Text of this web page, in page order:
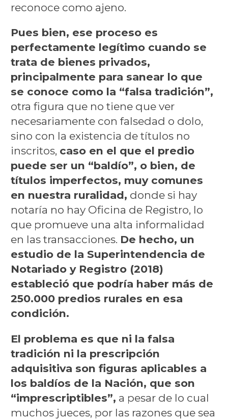
reconoce como ajeno.
Pues bien, ese proceso es
perfectamente legítimo cuando se
trata de bienes privados,
principalmente para sanear lo que
se conoce como la “falsa tradición”,
otra figura que no tiene que ver
necesariamente con falsedad o dolo,
sino con la existencia de títulos no
inscritos, caso en el que el predio
puede ser un “baldío”, o bien, de
títulos imperfectos, muy comunes
en nuestra ruralidad, donde si hay
notaría no hay Oficina de Registro, lo
que promueve una alta informalidad
en las transacciones. De hecho, un
estudio de la Superintendencia de
Notariado y Registro (2018)
estableció que podría haber más de
250.000 predios rurales en esa
condición.
El problema es que ni la falsa
tradición ni la prescripción
adquisitiva son figuras aplicables a
los baldíos de la Nación, que son
“imprescriptibles”, a pesar de lo cual
muchos jueces, por las razones que sea